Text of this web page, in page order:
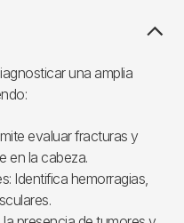
una amplia
evaluar fracturas y
en la cabeza.
Identifica hemorragias,